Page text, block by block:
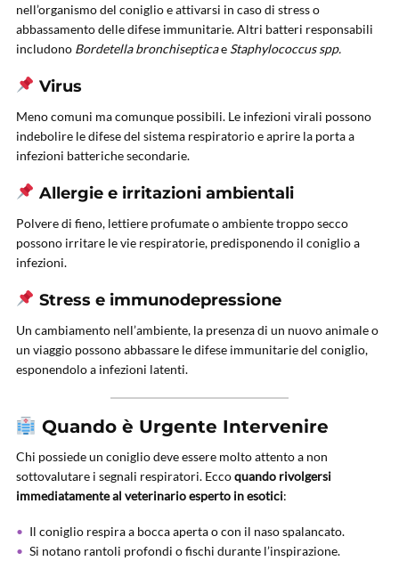
nell’organismo del coniglio e attivarsi in caso di stress o
abbassamento delle difese immunitarie. Altri batteri responsabili
includono Bordetella bronchisepticae Staphylococcus spp.
Virus
Meno comuni ma comunque possibili. Le infezioni virali possono
indebolire le difese del sistema respiratorio e aprire la porta a
infezioni batteriche secondarie.
Allergie e irritazioni ambientali
Polvere di fieno, lettiere profumate o ambiente troppo secco
possono irritare le vie respiratorie, predisponendo il coniglio a
infezioni.
Stress e immunodepressione
Un cambiamento nell’ambiente, la presenza di un nuovo animale o
un viaggio possono abbassare le difese immunitarie del coniglio,
esponendolo a infezioni latenti.
Quando è Urgente Intervenire
Chi possiede un coniglio deve essere molto attento a non
sottovalutare i segnali respiratori. Eccoquando rivolgersi
immediatamente al veterinario esperto in esotici:
Il coniglio respira a bocca aperta o con il naso spalancato.
Si notano rantoli profondi o fischi durante l’inspirazione.